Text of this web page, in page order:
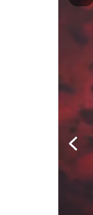
Privacidad
Frecuentes